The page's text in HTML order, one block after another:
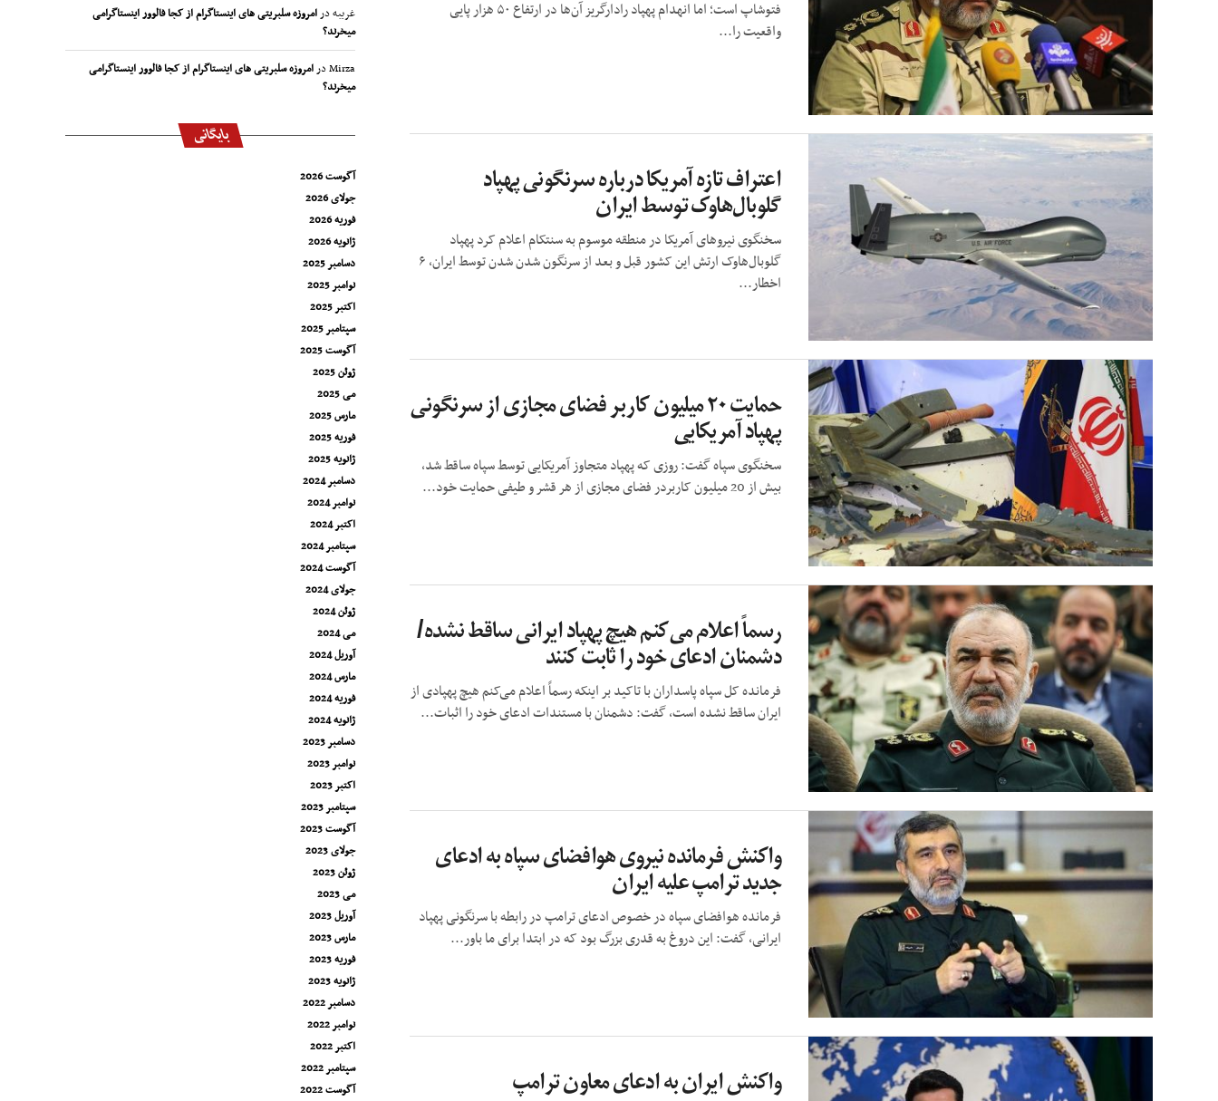
فتوشاپ است؛ اما انهدام پهپاد رادارگریز آن‌ها در ارتفاع ۵۰ هزار پایی
واقعیت را...
اعتراف تازه آمریکا درباره سرنگونی پهپاد
گلوبال‌هاوک توسط ایران
سخنگوی نیروهای آمریکا در منطقه موسوم به سنتکام اعلام کرد پهپاد
گلوبال‌هاوک ارتش این کشور قبل و بعد از سرنگون شدن شدن توسط ایران، ۶
اخطار...
حمایت ۲۰ میلیون کاربر فضای مجازی از سرنگونی
پهپاد آمریکایی
سخنگوی سپاه گفت: روزی که پهپاد متجاوز آمریکایی توسط سپاه ساقط شد،
بیش از 20 میلیون کاربردر فضای مجازی از هر قشر و طیفی حمایت خود...
رسماً اعلام می‌کنم هیچ پهپاد ایرانی ساقط نشده/
دشمنان ادعای خود را ثابت کنند
فرمانده کل سپاه پاسداران با تاکید بر اینکه رسماً اعلام می‌کنم هیچ پهپادی از
ایران ساقط نشده است، گفت: دشمنان با مستندات ادعای خود را اثبات...
واکنش فرمانده نیروی هوافضای سپاه به ادعای
جدید ترامپ علیه ایران
فرمانده هوافضای سپاه در خصوص ادعای ترامپ در رابطه با سرنگونی پهپاد
ایرانی، گفت: این دروغ به قدری بزرگ بود که در ابتدا برای ما باور...
واکنش ایران به ادعای معاون ترامپ
غریبهدرامروزه سلبریتی های اینستاگرام از کجا فالوور اینستاگرامی
میخرند؟
Mirzaدرامروزه سلبریتی های اینستاگرام از کجا فالوور اینستاگرامی
میخرند؟
بایگانی
آگوست 2026
جولای 2026
فوریه 2026
ژانویه 2026
دسامبر 2025
نوامبر 2025
اکتبر 2025
سپتامبر 2025
آگوست 2025
ژوئن 2025
می 2025
مارس 2025
فوریه 2025
ژانویه 2025
دسامبر 2024
نوامبر 2024
اکتبر 2024
سپتامبر 2024
آگوست 2024
جولای 2024
ژوئن 2024
می 2024
آوریل 2024
مارس 2024
فوریه 2024
ژانویه 2024
دسامبر 2023
نوامبر 2023
اکتبر 2023
سپتامبر 2023
آگوست 2023
جولای 2023
ژوئن 2023
می 2023
آوریل 2023
مارس 2023
فوریه 2023
ژانویه 2023
دسامبر 2022
نوامبر 2022
اکتبر 2022
سپتامبر 2022
آگوست 2022